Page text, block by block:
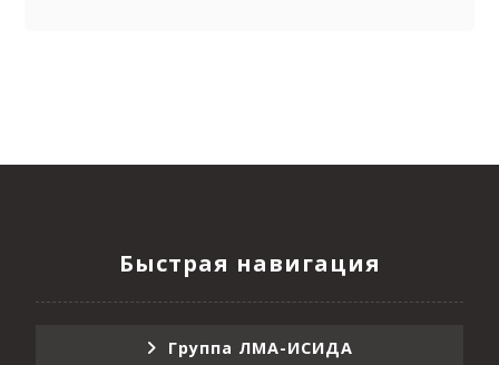
Быстрая навигация
Группа ЛМА-ИСИДА